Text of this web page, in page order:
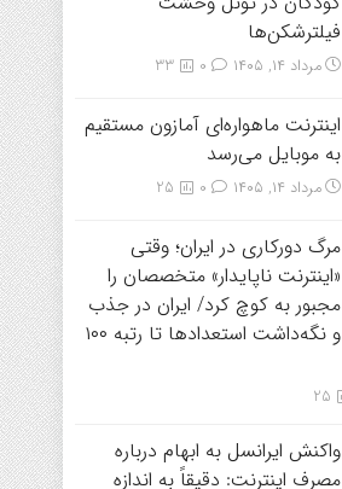
فیلترشکن‌ها
مرداد ۱۴, ۱۴۰۵ 33
اینترنت ماهواره‌ای آمازون مستقیم
به موبایل می‌رسد
مرداد ۱۴, ۱۴۰۵ 25
مرگ دورکاری در ایران؛ وقتی
«اینترنت ناپایدار» متخصصان را
مجبور به کوچ کرد/ ایران در جذب
و نگه‌داشت استعدادها تا رتبه ۱۰۰
25
واکنش ایرانسل به ابهام درباره
مصرف اینترنت: دقیقاً به اندازه